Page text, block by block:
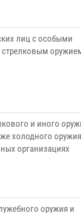
лиц с особыми
и иного
холодного оружия
организациях
оружия и